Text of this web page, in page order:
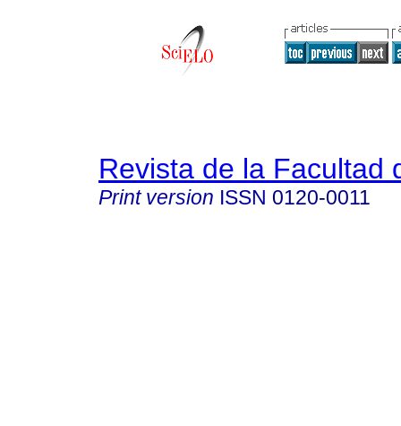
Revista de la Facultad
Print version ISSN 0120-0011